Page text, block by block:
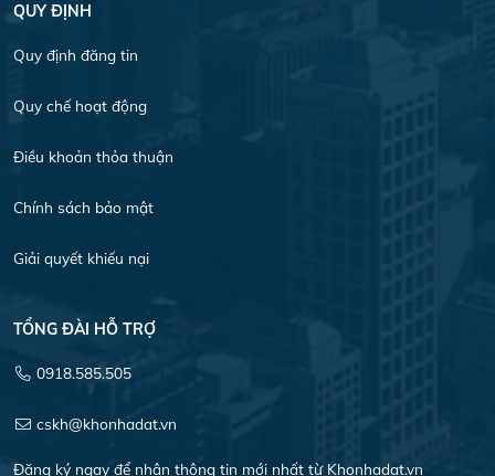
QUY ĐỊNH
Quy định đăng tin
Quy chế hoạt động
Điều khoản thỏa thuận
Chính sách bảo mật
Giải quyết khiếu nại
TỔNG ĐÀI HỖ TRỢ
0918.585.505
cskh@khonhadat.vn
Đăng ký ngay để nhận thông tin mới nhất từ Khonhadat.vn